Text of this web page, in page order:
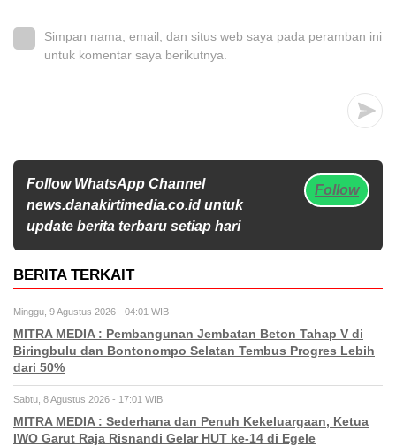
Simpan nama, email, dan situs web saya pada peramban ini
untuk komentar saya berikutnya.
Follow WhatsApp Channel
news.danakirtimedia.co.id untuk
update berita terbaru setiap hari
Follow
BERITA TERKAIT
Minggu, 9 Agustus 2026 - 04:01 WIB
MITRA MEDIA : Pembangunan Jembatan Beton Tahap V di
Biringbulu dan Bontonompo Selatan Tembus Progres Lebih
dari 50%
Sabtu, 8 Agustus 2026 - 17:01 WIB
MITRA MEDIA : Sederhana dan Penuh Kekeluargaan, Ketua
IWO Garut Raja Risnandi Gelar HUT ke-14 di Egele